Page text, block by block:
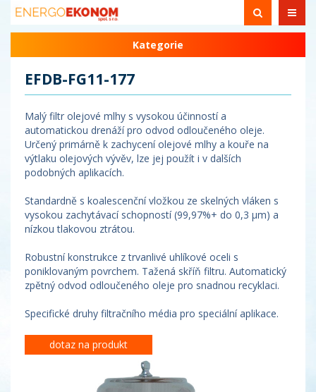
Kategorie
EFDB-FG11-177
Malý filtr olejové mlhy s vysokou účinností a
automatickou drenáží pro odvod odloučeného oleje.
Určený primárně k zachycení olejové mlhy a kouře na
výtlaku olejových vývěv, lze jej použít i v dalších
podobných aplikacích.
Standardně s koalescenční vložkou ze skelných vláken s
vysokou zachytávací schopností (99,97%+ do 0,3 µm) a
nízkou tlakovou ztrátou.
Robustní konstrukce z trvanlivé uhlíkové oceli s
poniklovaným povrchem. Tažená skříň filtru. Automatický
zpětný odvod odloučeného oleje pro snadnou recyklaci.
Specifické druhy filtračního média pro speciální aplikace.
dotaz na produkt